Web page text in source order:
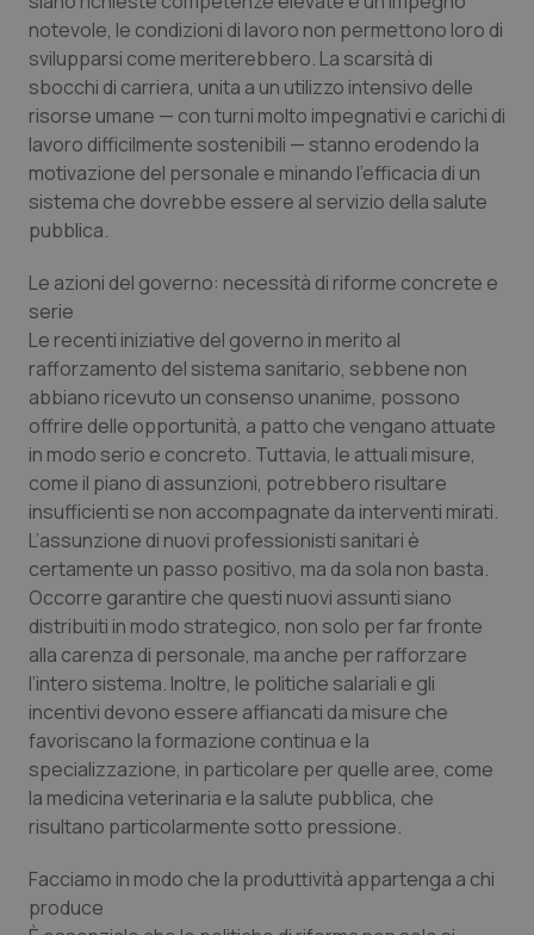
Psoriasi & pelle
Quotidiano Cardiologia
Quotidiano Chirurgia
Quotidiano Oncologia
Quotidiano Pediatria
Rene & patologie urogenitali
Salute orale & impianti
Sangue & coagulazione
Tiroide
Tumore al seno
Tumore ovarico
Tumori del Polmone & Testa Collo
Tumori gastrointestinali
Vaccini
notevole, le condizioni di lavoro non permettono loro di
svilupparsi come meriterebbero. La scarsità di
sbocchi di carriera, unita a un utilizzo intensivo delle
risorse umane — con turni molto impegnativi e carichi di
lavoro difficilmente sostenibili — stanno erodendo la
motivazione del personale e minando l’efficacia di un
sistema che dovrebbe essere al servizio della salute
pubblica.
Le azioni del governo: necessità di riforme concrete e
serie
Le recenti iniziative del governo in merito al
rafforzamento del sistema sanitario, sebbene non
abbiano ricevuto un consenso unanime, possono
offrire delle opportunità, a patto che vengano attuate
in modo serio e concreto. Tuttavia, le attuali misure,
come il piano di assunzioni, potrebbero risultare
insufficienti se non accompagnate da interventi mirati.
L’assunzione di nuovi professionisti sanitari è
certamente un passo positivo, ma da sola non basta.
Occorre garantire che questi nuovi assunti siano
distribuiti in modo strategico, non solo per far fronte
alla carenza di personale, ma anche per rafforzare
l’intero sistema. Inoltre, le politiche salariali e gli
incentivi devono essere affiancati da misure che
favoriscano la formazione continua e la
specializzazione, in particolare per quelle aree, come
la medicina veterinaria e la salute pubblica, che
risultano particolarmente sotto pressione.
Facciamo in modo che la produttività appartenga a chi
produce